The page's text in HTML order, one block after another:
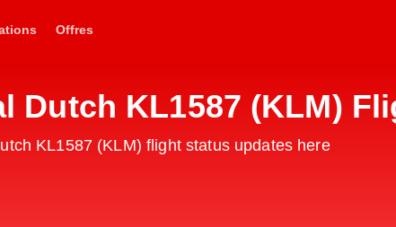
Offres
Dutch KL1587 (KLM)
KL1587 (KLM) flight status updates here